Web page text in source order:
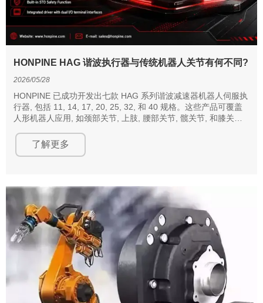
HONPINE HAG 谐波执行器与传统机器人关节有何不同?
2026/05/28
HONPINE 已成功开发出七款 HAG 系列谐波减速器机器人伺服执
行器, 包括 11, 14, 17, 20, 25, 32, 和 40 规格。这些产品可覆盖
人形机器人应用, 如颈部关节, 上肢, 腰部关节, 髋关节, 和膝关节,
了解更多